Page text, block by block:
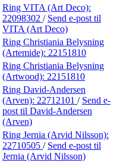
Ring VITA (Art Deco):
22098302 / Send e-post til
VITA (Art Deco)
Ring Christiania Belysning
(Artemide): 22151810
Ring Christiania Belysning
(Artwood): 22151810
Ring David-Andersen
(Arven): 22712101 / Send e-
post til David-Andersen
(Arven)
Ring Jernia (Arvid Nilsson):
22710505 / Send e-post til
Jernia (Arvid Nilsson)